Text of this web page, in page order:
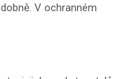
V ochranném